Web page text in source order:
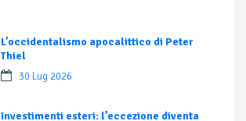
L’occidentalismo apocalittico di Peter
Thiel
30 Lug 2026
Investimenti esteri: l’eccezione diventa